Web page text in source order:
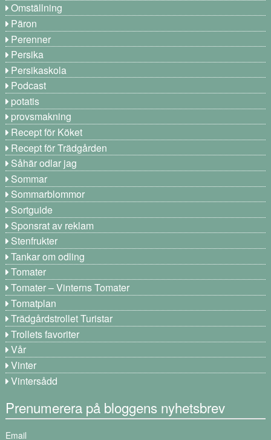
Omställning
Päron
Perenner
Persika
Persikaskola
Podcast
potatis
provsmakning
Recept för Köket
Recept för Trädgården
Såhär odlar jag
Sommar
Sommarblommor
Sortguide
Sponsrat av reklam
Stenfrukter
Tankar om odling
Tomater
Tomater – Vinterns Tomater
Tomatplan
Trädgårdstrollet Turistar
Trollets favoriter
Vår
Vinter
Vintersådd
Prenumerera på bloggens nyhetsbrev
Email